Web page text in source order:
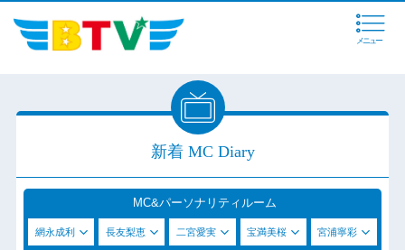
メニュー
新着 MC Diary
MC&パーソナリティルーム
網永成利 長友梨恵 二宮愛実 宝満美桜 宮浦寧彩